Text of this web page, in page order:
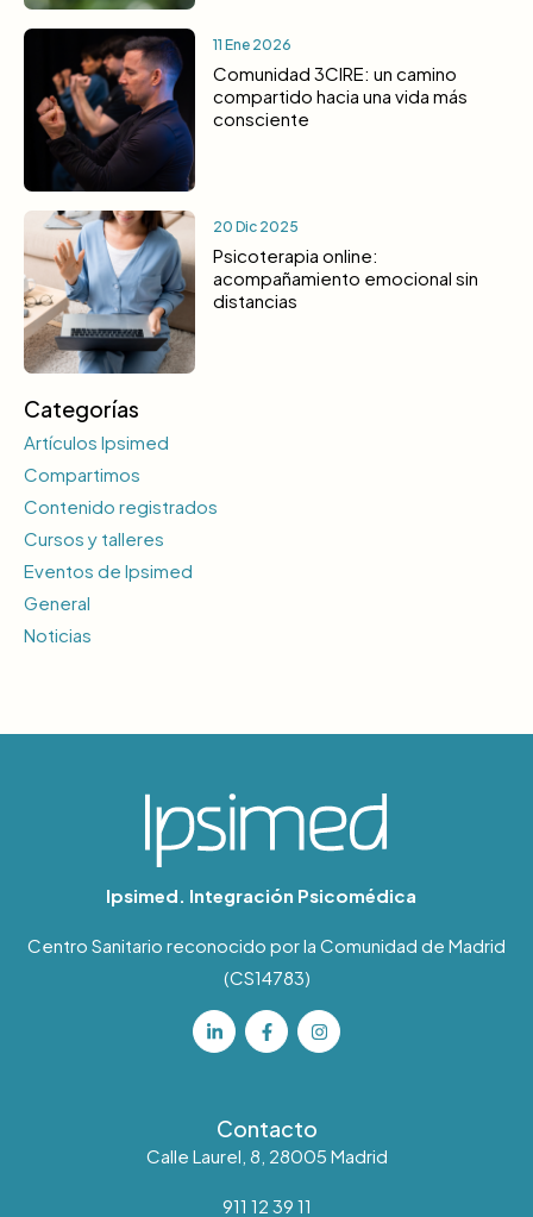
11 Ene 2026
Comunidad 3CIRE: un camino
compartido hacia una vida más
consciente
20 Dic 2025
Psicoterapia online:
acompañamiento emocional sin
distancias
Categorías
Artículos Ipsimed
Compartimos
Contenido registrados
Cursos y talleres
Eventos de Ipsimed
General
Noticias
Ipsimed. Integración Psicomédica
Centro Sanitario reconocido por la Comunidad de Madrid
(CS14783)
Contacto
Calle Laurel, 8, 28005 Madrid
911 12 39 11